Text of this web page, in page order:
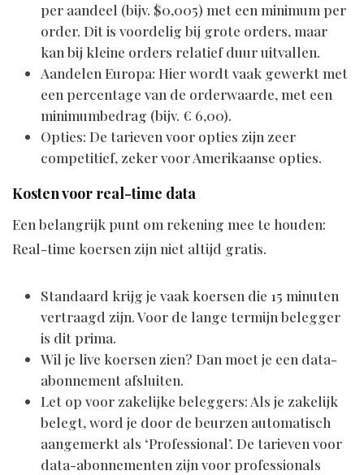
per aandeel (bijv. $0,005) met een minimum per
order. Dit is voordelig bij grote orders, maar
kan bij kleine orders relatief duur uitvallen.
Aandelen Europa: Hier wordt vaak gewerkt met
een percentage van de orderwaarde, met een
minimumbedrag (bijv. € 6,00).
Opties: De tarieven voor opties zijn zeer
competitief, zeker voor Amerikaanse opties.
Kosten voor real-time data
Een belangrijk punt om rekening mee te houden:
Real-time koersen zijn niet altijd gratis.
Standaard krijg je vaak koersen die 15 minuten
vertraagd zijn. Voor de lange termijn belegger
is dit prima.
Wil je live koersen zien? Dan moet je een data-
abonnement afsluiten.
Let op voor zakelijke beleggers: Als je zakelijk
belegt, word je door de beurzen automatisch
aangemerkt als ‘Professional’. De tarieven voor
data-abonnementen zijn voor professionals